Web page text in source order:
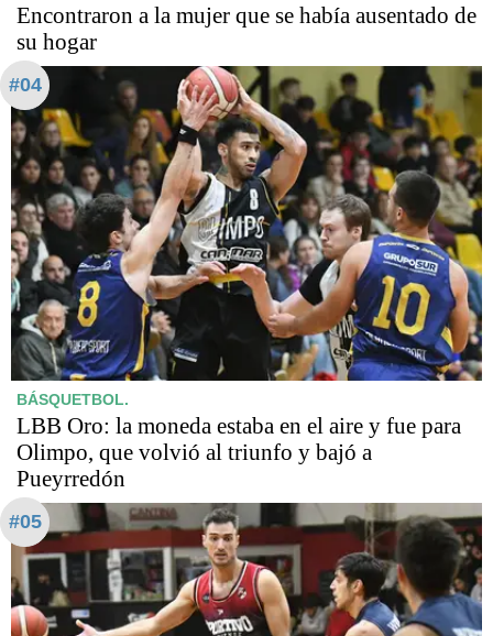
Encontraron a la mujer que se había ausentado de
su hogar
#04
BÁSQUETBOL.
LBB Oro: la moneda estaba en el aire y fue para
Olimpo, que volvió al triunfo y bajó a
Pueyrredón
#05